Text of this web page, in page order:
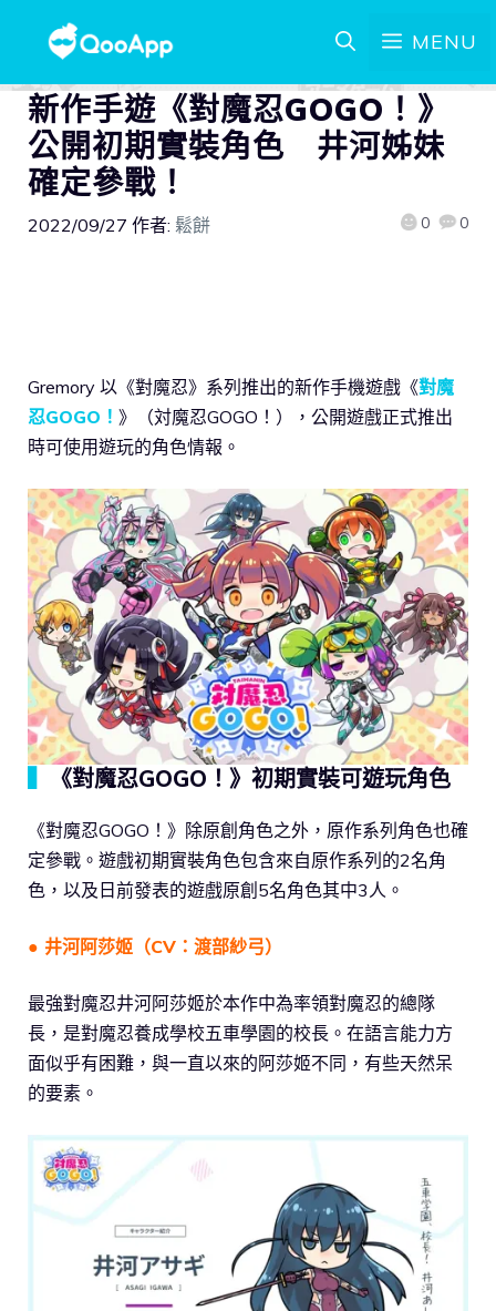
MENU
新作手遊《對魔忍GOGO！》
公開初期實裝角色 井河姊妹
確定參戰！
2022/09/27 作者: 鬆餅 0 0
Gremory 以《對魔忍》系列推出的新作手機遊戲《對魔
忍GOGO！ 》（対魔忍GOGO！），公開遊戲正式推出
時可使用遊玩的角色情報。
《對魔忍GOGO！》初期實裝可遊玩角色
《對魔忍GOGO！》除原創角色之外，原作系列角色也確
定參戰。遊戲初期實裝角色包含來自原作系列的2名角
色，以及日前發表的遊戲原創5名角色其中3人。
● 井河阿莎姬（CV：渡部紗弓）
最強對魔忍井河阿莎姬於本作中為率領對魔忍的總隊
長，是對魔忍養成學校五車學園的校長。在語言能力方
面似乎有困難，與一直以來的阿莎姬不同，有些天然呆
的要素。